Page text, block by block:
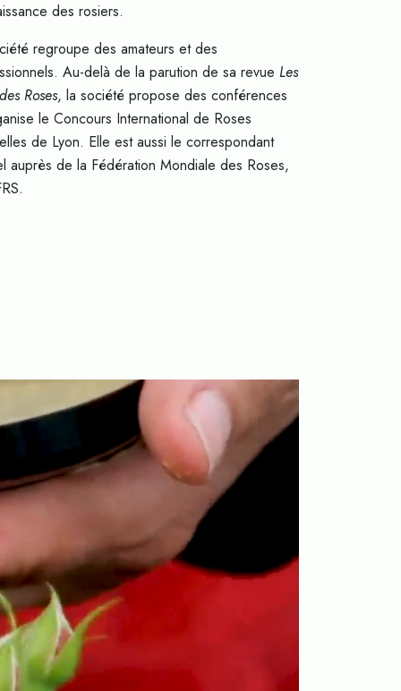
des rosiers.
regroupe des amateurs et des
Au-delà de la parution de sa revue Les
Roses, la société propose des conférences
le Concours International de Roses
de Lyon. Elle est aussi le correspondant
auprès de la Fédération Mondiale des Roses,